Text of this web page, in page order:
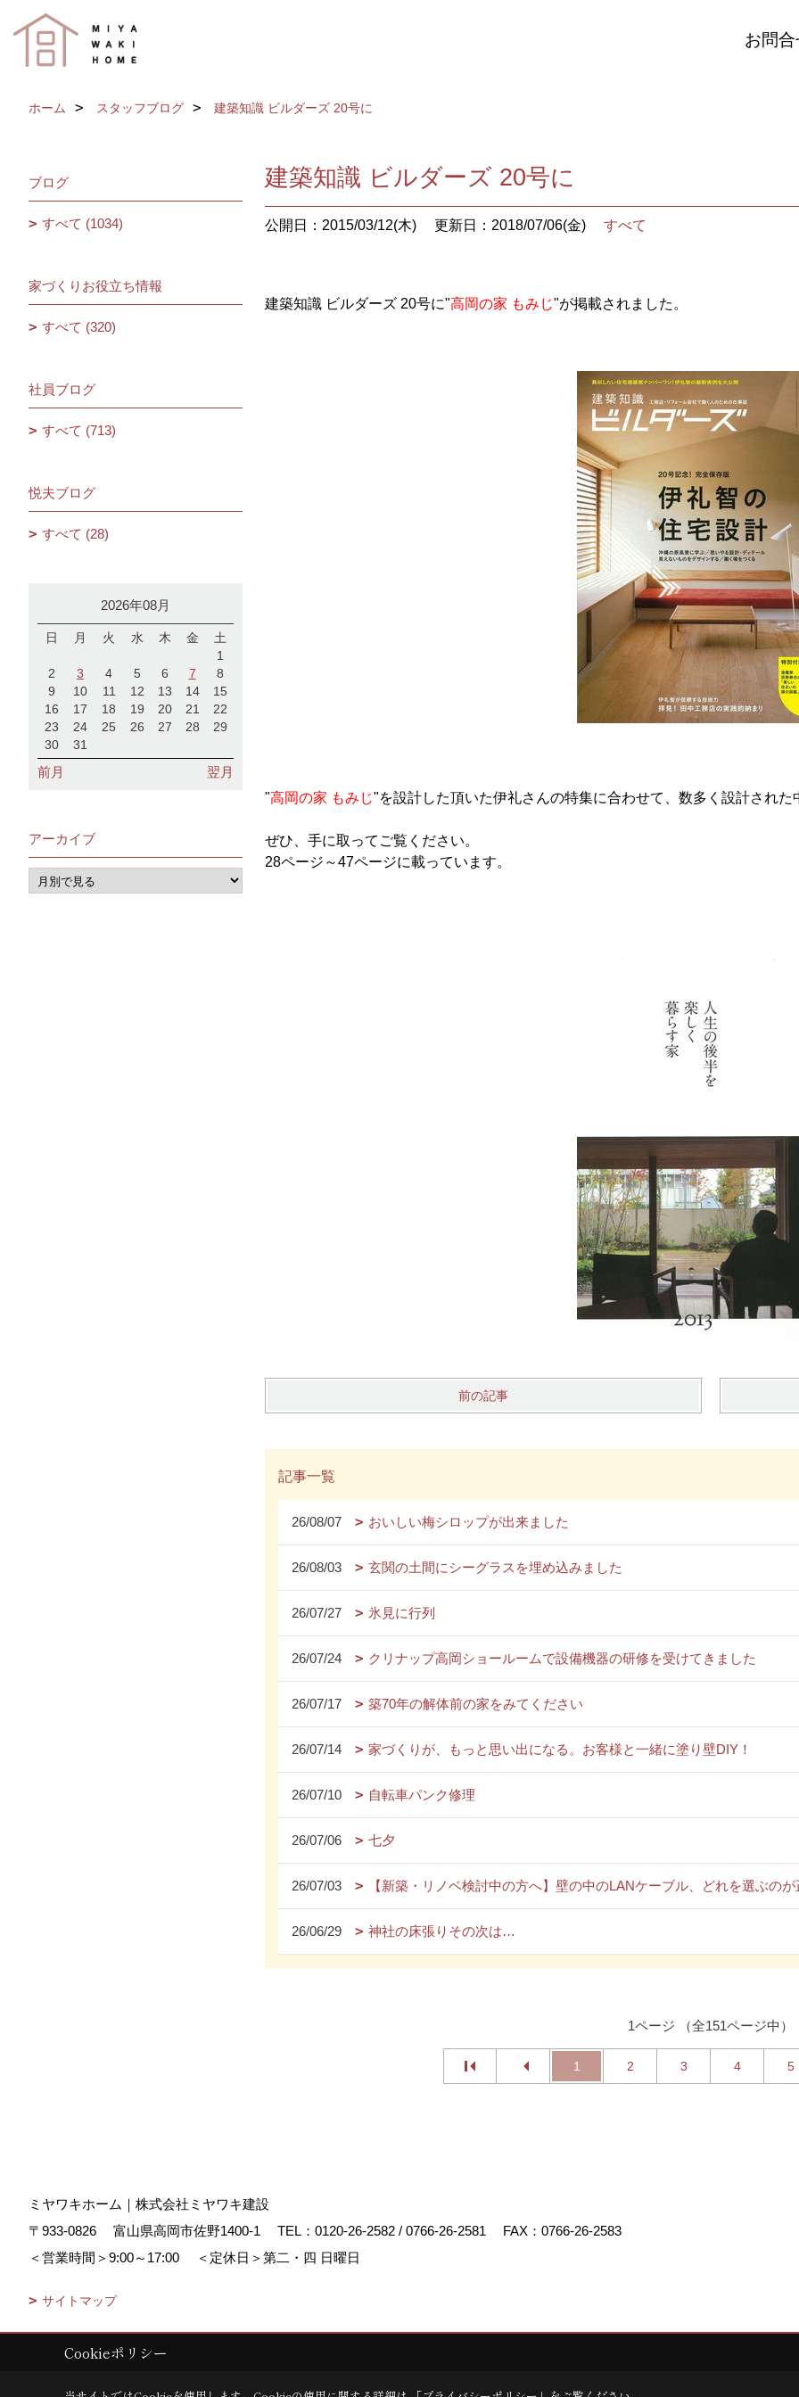
お問合
ホーム スタッフブログ 建築知識 ビルダーズ 20号に
建築知識 ビルダーズ 20号に
公開日：2015/03/12(木) 更新日：2018/07/06(金) すべて
建築知識 ビルダーズ 20号に"高岡の家 もみじ"が掲載されました。
"高岡の家 もみじ"を設計した頂いた伊礼さんの特集に合わせて、数多く設計された
ぜひ、手に取ってご覧ください。
28ページ～47ページに載っています。
前の記事
記事一覧
26/08/07 おいしい梅シロップが出来ました
26/08/03 玄関の土間にシーグラスを埋め込みました
26/07/27 氷見に行列
26/07/24 クリナップ高岡ショールームで設備機器の研修を受けてきました
26/07/17 築70年の解体前の家をみてください
26/07/14 家づくりが、もっと思い出になる。お客様と一緒に塗り壁DIY！
26/07/10 自転車パンク修理
26/07/06 七夕
26/07/03 【新築・リノベ検討中の方へ】壁の中のLANケーブル、どれを選ぶの
26/06/29 神社の床張りその次は…
1ページ （全151ページ中）
1 2 3 4 5
ブログ
すべて (1034)
家づくりお役立ち情報
すべて (320)
社員ブログ
すべて (713)
悦夫ブログ
すべて (28)
2026年08月
日 月 火 水 木 金
土
1
2
3 4 5 6 7
8
9
10 11 12 13 14
15
16
17 18 19 20 21
22
23
24 25 26 27 28
29
30
31
前月 翌月
アーカイブ
ミヤワキホーム｜株式会社ミヤワキ建設
〒933-0826
富山県高岡市佐野1400-1 TEL： 0120-26-2582 / 0766-26-2581
FAX：0766-26-2583
＜営業時間＞9:00～17:00
＜定休日＞第二・四 日曜日
サイトマップ
Copyright (c) MIYAWAKI HOME. All Rights Reserved.
Cookieポリシー